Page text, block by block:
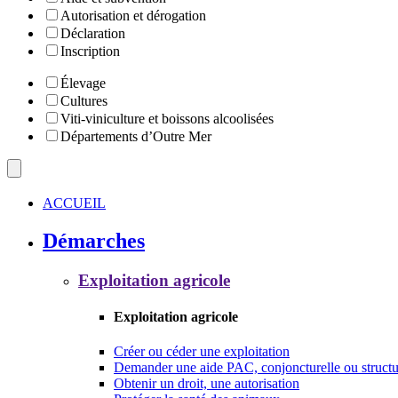
Autorisation et dérogation
Déclaration
Inscription
Élevage
Cultures
Viti-viniculture et boissons alcoolisées
Départements d’Outre Mer
ACCUEIL
Démarches
Exploitation agricole
Exploitation agricole
Créer ou céder une exploitation
Demander une aide PAC, conjoncturelle ou
Obtenir un droit, une autorisation